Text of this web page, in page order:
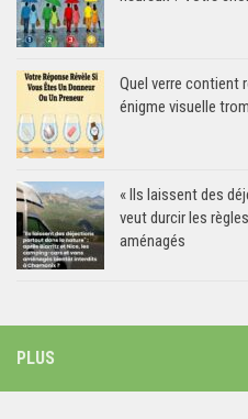
Quel verre contient
énigme visuelle
« Ils laissent des
veut durcir les
aménagés
PLUS